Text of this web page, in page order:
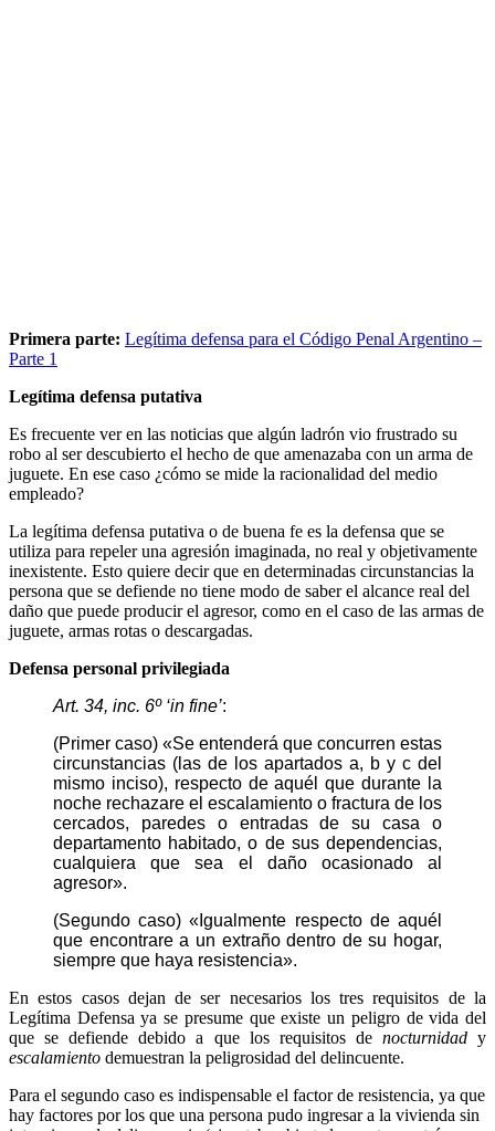
Primera parte: Legítima defensa para el Código Penal Argentino –
Parte 1
Legítima defensa putativa
Es frecuente ver en las noticias que algún ladrón vio frustrado su
robo al ser descubierto el hecho de que amenazaba con un arma de
juguete. En ese caso ¿cómo se mide la racionalidad del medio
empleado?
La legítima defensa putativa o de buena fe es la defensa que se
utiliza para repeler una agresión imaginada, no real y objetivamente
inexistente. Esto quiere decir que en determinadas circunstancias la
persona que se defiende no tiene modo de saber el alcance real del
daño que puede producir el agresor, como en el caso de las armas de
juguete, armas rotas o descargadas.
Defensa personal privilegiada
Art. 34, inc. 6º ‘in fine’:
(Primer caso) «Se entenderá que concurren estas
circunstancias (las de los apartados a, b y c del
mismo inciso), respecto de aquél que durante la
noche rechazare el escalamiento o fractura de los
cercados, paredes o entradas de su casa o
departamento habitado, o de sus dependencias,
cualquiera que sea el daño ocasionado al
agresor».
(Segundo caso) «Igualmente respecto de aquél
que encontrare a un extraño dentro de su hogar,
siempre que haya resistencia».
En estos casos dejan de ser necesarios los tres requisitos de la
Legítima Defensa ya se presume que existe un peligro de vida del
que se defiende debido a que los requisitos de nocturnidady
escalamiento demuestran la peligrosidad del delincuente.
Para el segundo caso es indispensable el factor de resistencia, ya que
hay factores por los que una persona pudo ingresar a la vivienda sin